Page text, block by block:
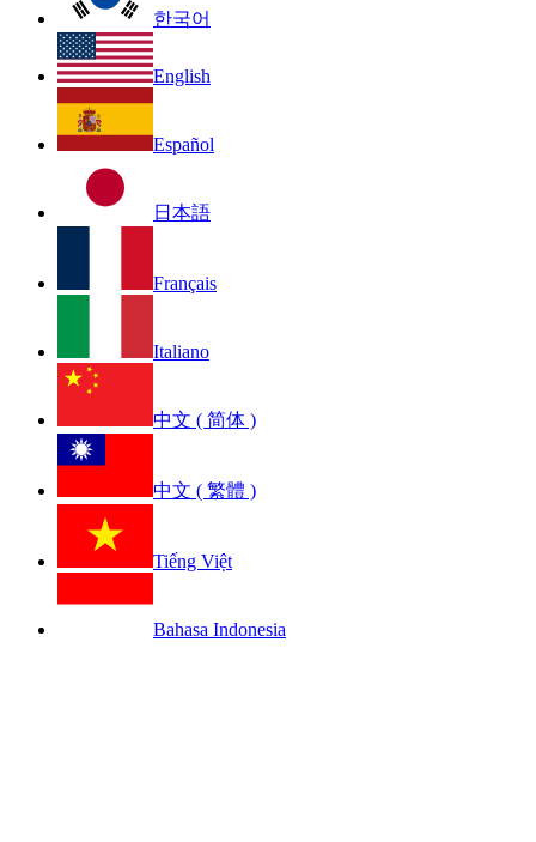
한국어
English
Español
日本語
Français
Italiano
中文 ( 简体 )
中文 ( 繁體 )
Tiếng Việt
Bahasa Indonesia